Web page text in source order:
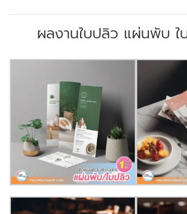
ผลงานใบปลิว แผ่นพับ ใ